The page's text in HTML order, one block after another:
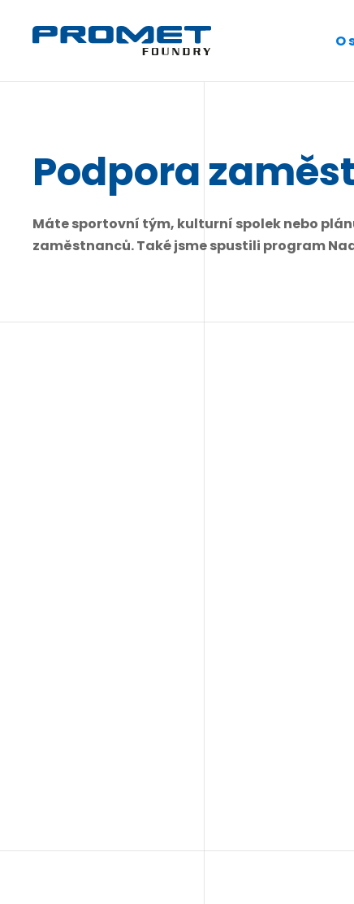
O
Podpora
Máte sportovní tým, kulturní spolek nebo
zaměstnanců. Také jsme spustili program